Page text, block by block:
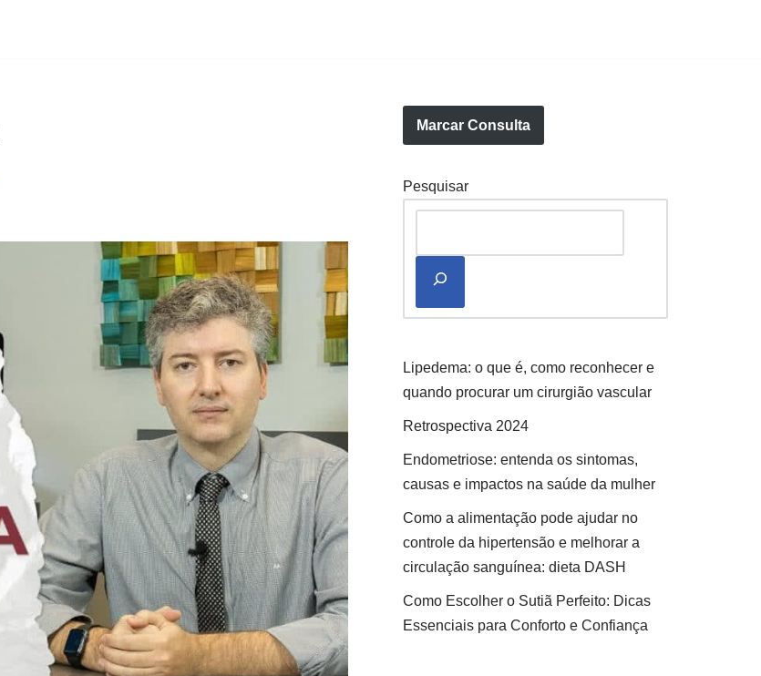
Marcar Consulta
Pesquisar
Lipedema: o que é, como reconhecer e
quando procurar um cirurgião vascular
Retrospectiva 2024
Endometriose: entenda os sintomas,
causas e impactos na saúde da mulher
Como a alimentação pode ajudar no
controle da hipertensão e melhorar a
circulação sanguínea: dieta DASH
Como Escolher o Sutiã Perfeito: Dicas
Essenciais para Conforto e Confiança